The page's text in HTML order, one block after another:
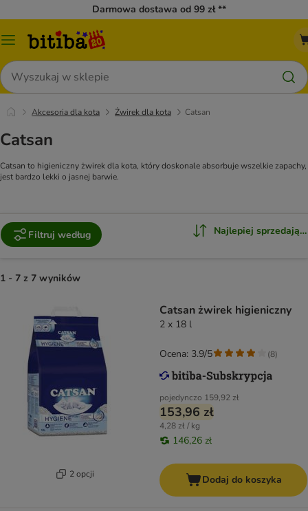
Darmowa dostawa od 99 zł **
Menu
Szukaj
Akcesoria dla kota Żwirek dla kota Catsan
Catsan
Catsan to higieniczny żwirek dla kota, który doskonale absorbuje wszelkie zapachy,
jest bardzo lekki o jasnej barwie.
Filtruj według Najlepiej
1 - 7 z 7 wyników
2 opcji
Catsan żwirek higieniczny
2 x 18 l
pojedynczo 159,92 zł
153,96 zł
4,28 zł / kg
146,26 zł
Ocena: 3.9/5 (8)
Dodaj do koszyka